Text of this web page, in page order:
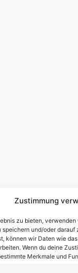
Zustimmung
zu bieten,
und/oder darauf
können wir Daten wie
Wenn du deine
Merkmale und